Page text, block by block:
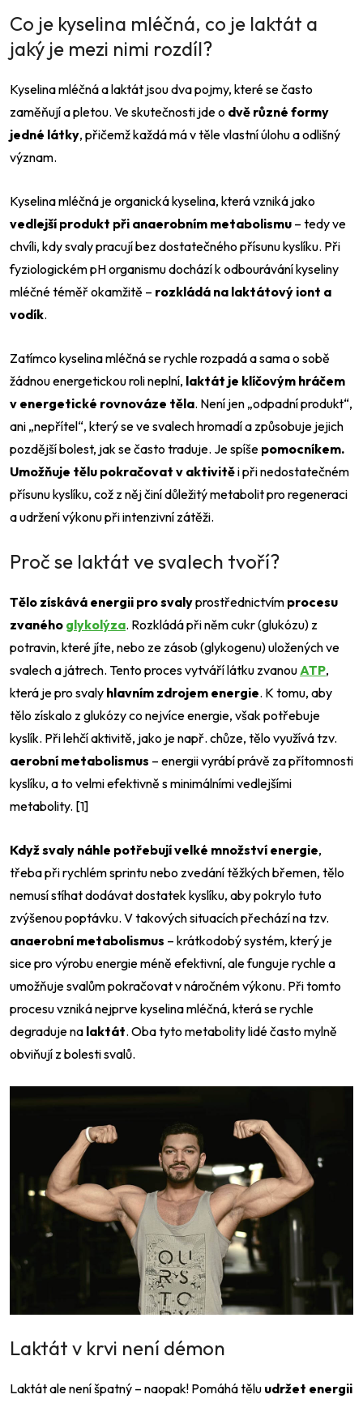
Co je kyselina mléčná, co je laktát a
jaký je mezi nimi rozdíl?
Kyselina mléčná a laktát jsou dva pojmy, které se často
zaměňují a pletou. Ve skutečnosti jde o dvě různé formy
jedné látky, přičemž každá má v těle vlastní úlohu a odlišný
význam.
Kyselina mléčná je organická kyselina, která vzniká jako
vedlejší produkt při anaerobním metabolismu – tedy ve
chvíli, kdy svaly pracují bez dostatečného přísunu kyslíku. Při
fyziologickém pH organismu dochází k odbourávání kyseliny
mléčné téměř okamžitě – rozkládá na laktátový iont a
vodík.
Zatímco kyselina mléčná se rychle rozpadá a sama o sobě
žádnou energetickou roli neplní, laktát je klíčovým hráčem
v energetické rovnováze těla. Není jen „odpadní produkt“,
ani „nepřítel“, který se ve svalech hromadí a způsobuje jejich
pozdější bolest, jak se často traduje. Je spíše pomocníkem.
Umožňuje tělu pokračovat v aktivitěi při nedostatečném
přísunu kyslíku, což z něj činí důležitý metabolit pro regeneraci
a udržení výkonu při intenzivní zátěži.
Proč se laktát ve svalech tvoří?
Tělo získává energii pro svalyprostřednictvím procesu
zvaného glykolýza. Rozkládá při něm cukr (glukózu) z
potravin, které jíte, nebo ze zásob (glykogenu) uložených ve
svalech a játrech. Tento proces vytváří látku zvanouATP,
která je pro svaly hlavním zdrojem energie. K tomu, aby
tělo získalo z glukózy co nejvíce energie, však potřebuje
kyslík. Při lehčí aktivitě, jako je např. chůze, tělo využívá tzv.
aerobní metabolismus – energii vyrábí právě za přítomnosti
kyslíku, a to velmi efektivně s minimálními vedlejšími
metabolity. [1]
Když svaly náhle potřebují velké množství energie,
třeba při rychlém sprintu nebo zvedání těžkých břemen, tělo
nemusí stíhat dodávat dostatek kyslíku, aby pokrylo tuto
zvýšenou poptávku. V takových situacích přechází na tzv.
anaerobní metabolismus – krátkodobý systém, který je
sice pro výrobu energie méně efektivní, ale funguje rychle a
umožňuje svalům pokračovat v náročném výkonu. Při tomto
procesu vzniká nejprve kyselina mléčná, která se rychle
degraduje na laktát. Oba tyto metabolity lidé často mylně
obviňují z bolesti svalů.
Laktát v krvi není démon
Laktát ale není špatný – naopak! Pomáhá tělu udržet energii